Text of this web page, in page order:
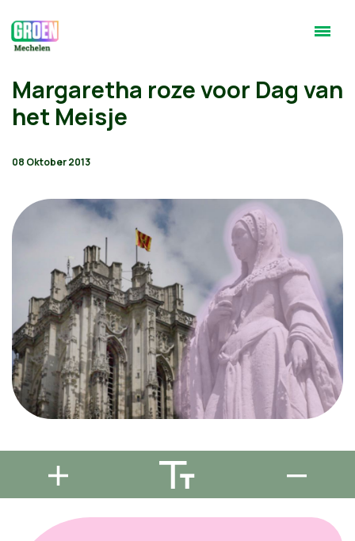
Margaretha roze voor Dag van
het Meisje
08 Oktober 2013